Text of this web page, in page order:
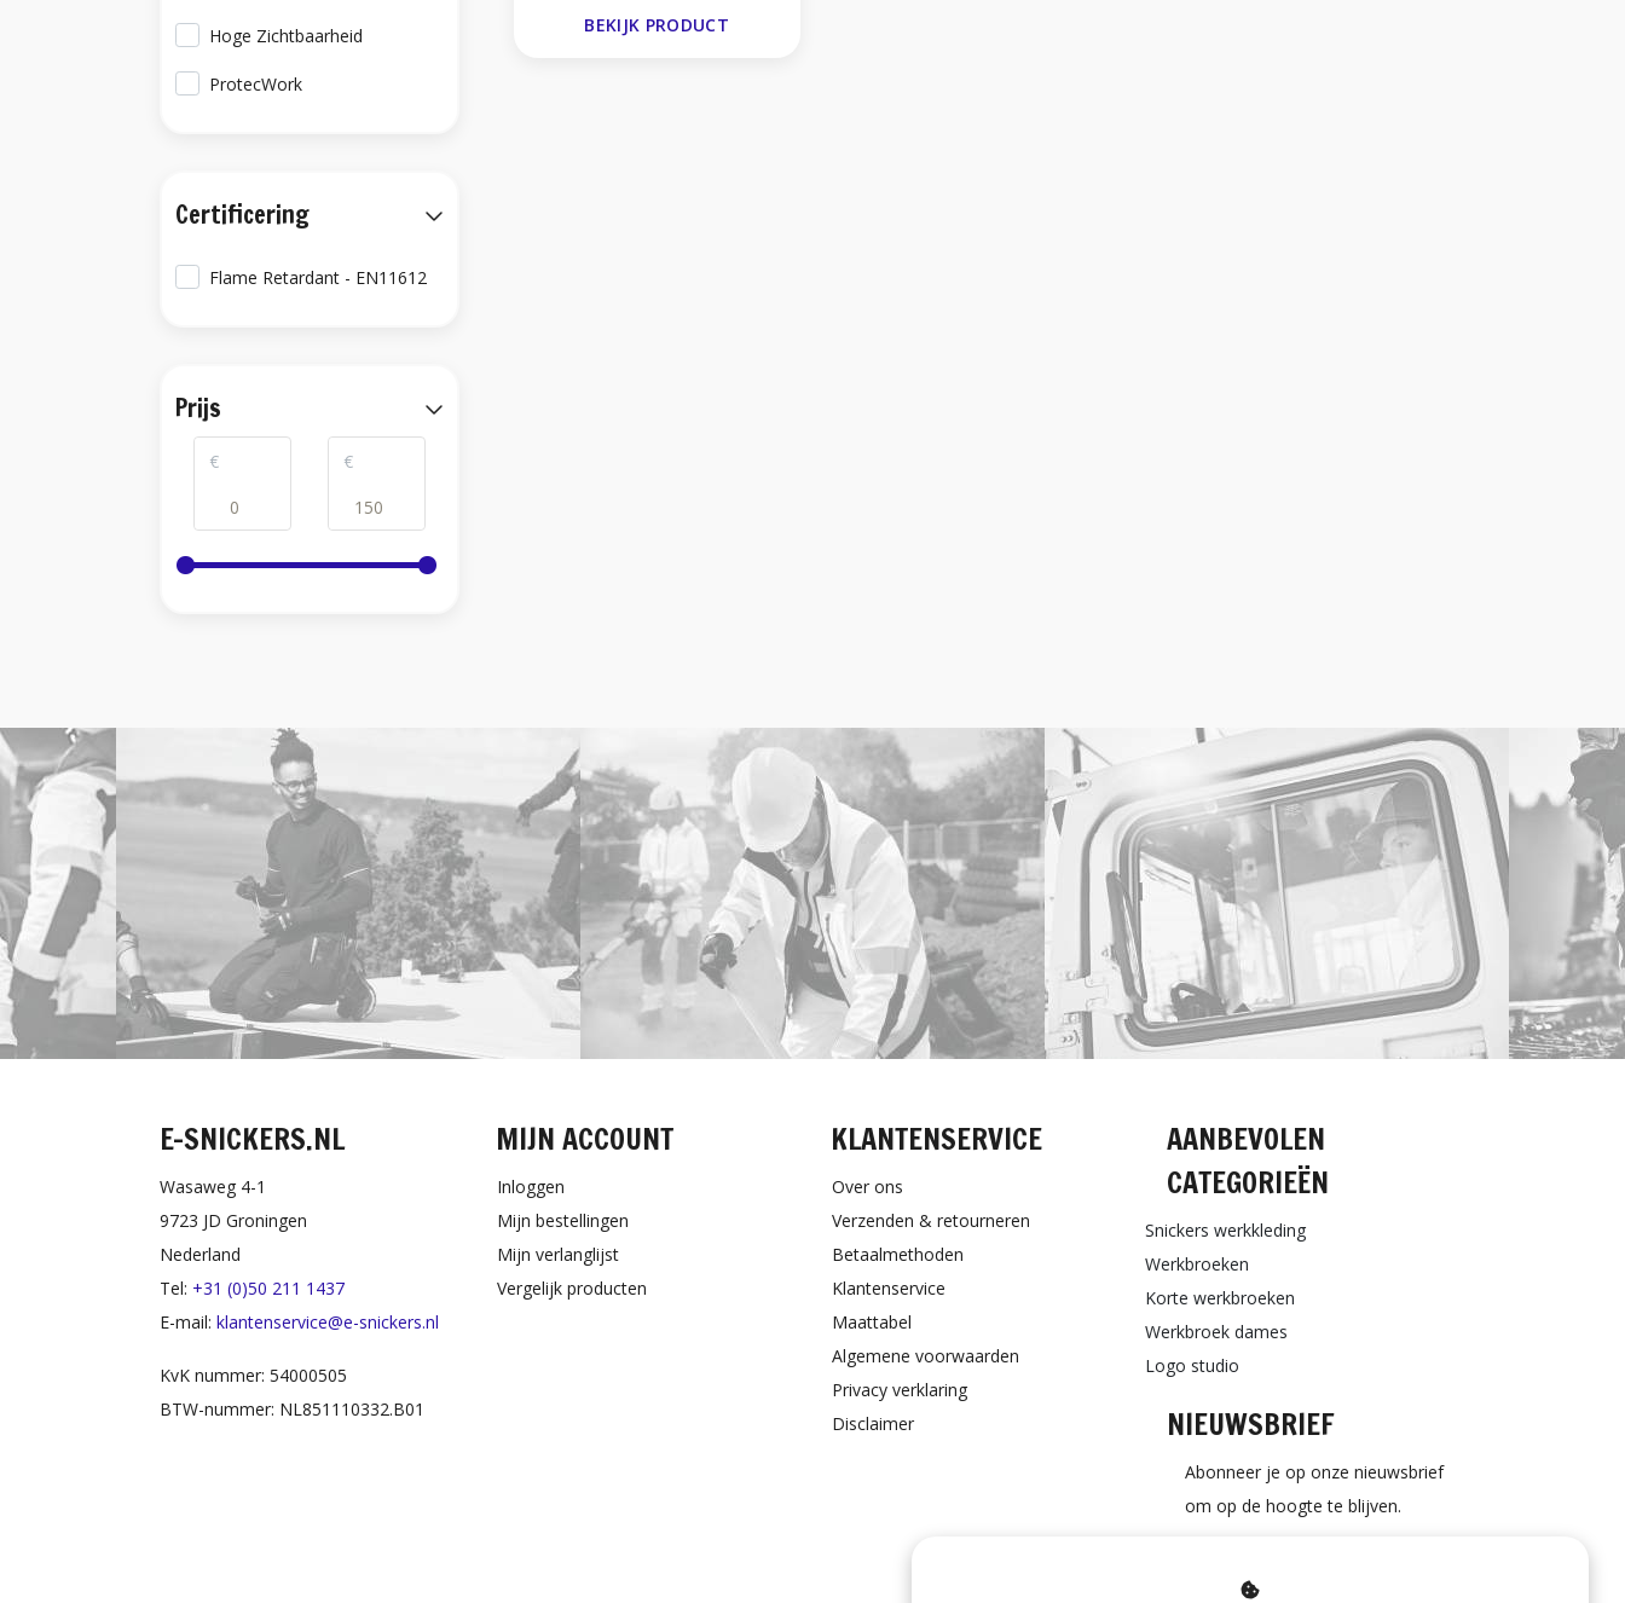
BEKIJK PRODUCT
Hoge Zichtbaarheid
ProtecWork
Certificering
Flame Retardant - EN11612
Prijs
€ €
E-SNICKERS.NL
Wasaweg 4-1
9723 JD Groningen
Nederland
Tel: +31 (0)50 211 1437
E-mail: klantenservice@e-snickers.nl
KvK nummer: 54000505
BTW-nummer: NL851110332.B01
MIJN ACCOUNT
Inloggen
Mijn bestellingen
Mijn verlanglijst
Vergelijk producten
KLANTENSERVICE
Over ons
Verzenden & retourneren
Betaalmethoden
Klantenservice
Maattabel
Algemene voorwaarden
Privacy verklaring
Disclaimer
AANBEVOLEN
CATEGORIEËN
Snickers werkkleding
Werkbroeken
Korte werkbroeken
Werkbroek dames
Logo studio
NIEUWSBRIEF
Abonneer je op onze nieuwsbrief
om op de hoogte te blijven.